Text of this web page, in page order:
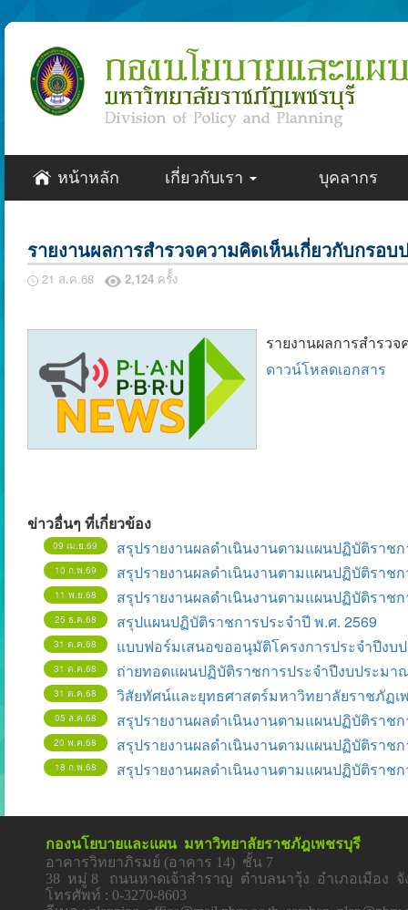
หน้าหลัก เกี่ยวกับเรา บุคลากร
รายงานผลการสำรวจความคิดเห็นเกี่ยวกับกรอ
21 ส.ค.68 2,124 ครั้้ง
รายงานผลการสำรว
ดาวน์โหลดเอกสาร
ข่าวอื่นๆ ที่เกี่ยวข้อง
09 เม.ย.69 สรุปรายงานผลดำเนินงานตามแผนปฏิบัติราช
10 ก.พ.69 สรุปรายงานผลดำเนินงานตามแผนปฏิบัติราช
11 พ.ย.68 สรุปรายงานผลดำเนินงานตามแผนปฏิบัติราช
25 ธ.ค.68 สรุปแผนปฏิบัติราชการประจำปี พ.ศ. 2569
31 ต.ค.68 แบบฟอร์มเสนอขออนุมัติโครงการประจำปีงบ
31 ต.ค.68 ถ่ายทอดแผนปฏิบัติราชการประจำปีงบประมา
31 ต.ค.68 วิสัยทัศน์และยุทธศาสตร์มหาวิทยาลัยราชภัฏเ
05 ส.ค.68 สรุปรายงานผลดำเนินงานตามแผนปฏิบัติราช
20 พ.ค.68 สรุปรายงานผลดำเนินงานตามแผนปฏิบัติราช
18 ก.พ.68 สรุปรายงานผลดำเนินงานตามแผนปฏิบัติราช
กองนโยบายและแผน มหาวิทยาลัยราชภัฎเพชรบุรี
อาคารวิทยาภิรมย์ (อาคาร 14) ชั้น 7
38 หมู่ 8 ถนนหาดเจ้าสำราญ ตำบลนาวุ้ง อำเภอเมือง จั
โทรศัพท์ : 0-3270-8603